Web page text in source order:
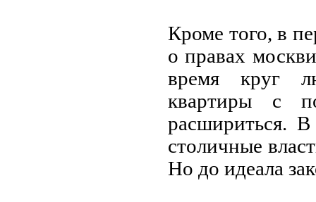
Кроме того, в
о правах
время круг
квартиры с
расшириться.
столичные
Но до идеала